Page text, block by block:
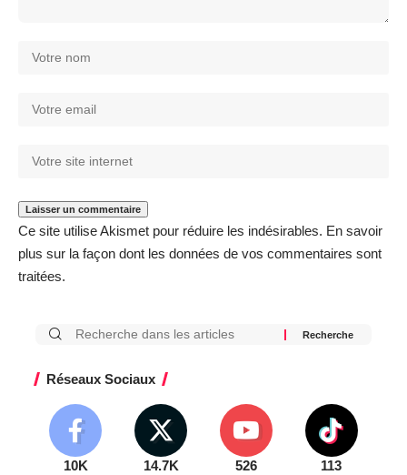
Ce site utilise Akismet pour réduire les indésirables. En savoir
plus sur la façon dont les données de vos commentaires sont
traitées.
Réseaux Sociaux
10K 14.7K 526 113